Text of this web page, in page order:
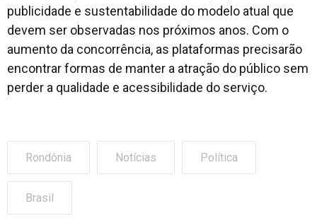
publicidade e sustentabilidade do modelo atual que
devem ser observadas nos próximos anos. Com o
aumento da concorrência, as plataformas precisarão
encontrar formas de manter a atração do público sem
perder a qualidade e acessibilidade do serviço.
Rondônia Notícias Política
Brasil